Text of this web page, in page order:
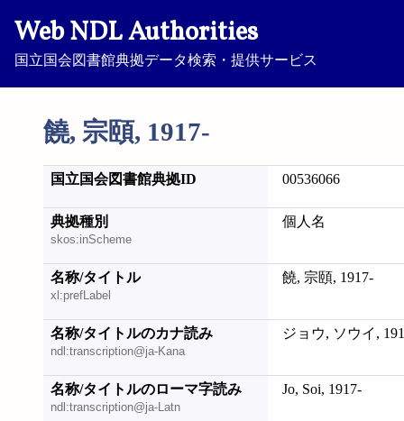
Web NDL Authorities
国立国会図書館典拠データ検索・提供サービス
饒, 宗頤, 1917-
国立国会図書館典拠ID 00536066
典拠種別
skos:inScheme
個人名
名称/タイトル
xl:prefLabel
饒, 宗頤, 1917-
名称/タイトルのカナ読み
ndl:transcription@ja-Kana
ジョウ, ソウイ,
名称/タイトルのローマ字読み
ndl:transcription@ja-Latn
Jo, Soi, 1917-